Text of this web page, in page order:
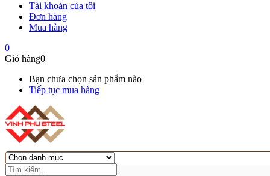
Tài khoản của tôi
Đơn hàng
Mua hàng
0
Giỏ hàng0
Bạn chưa chọn sản phẩm nào
Tiếp tục mua hàng
Trang chủ